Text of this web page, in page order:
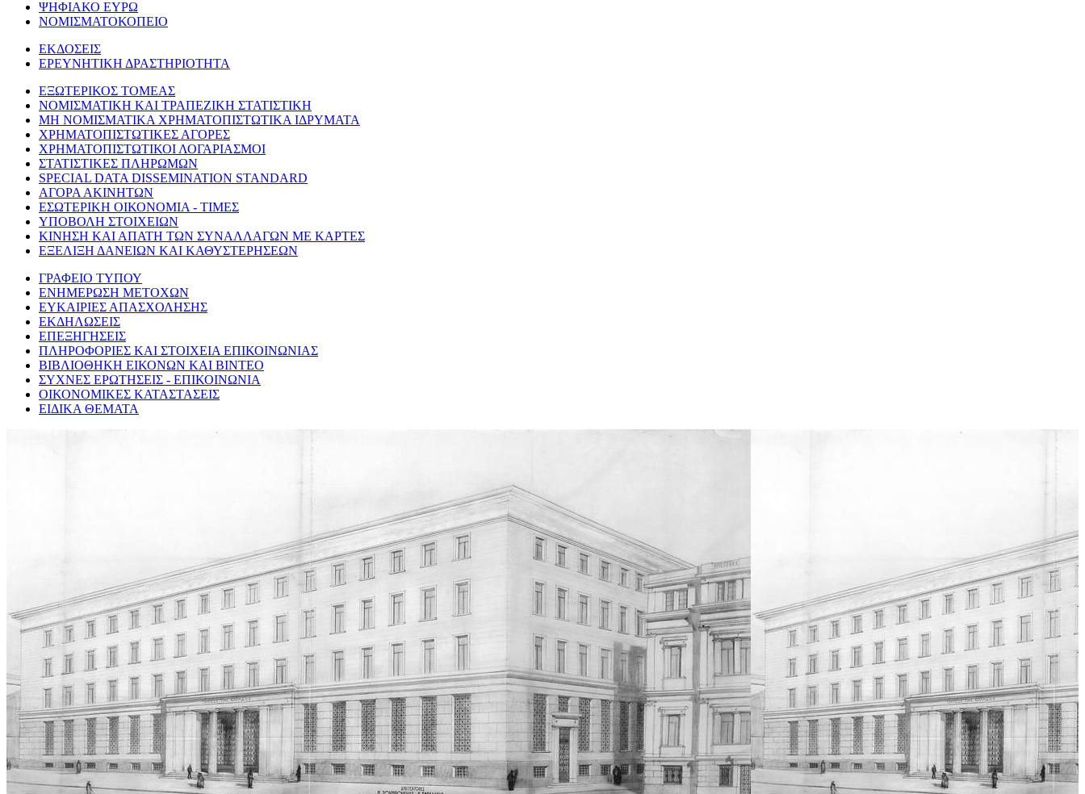
ΨΗΦΙΑΚΟ ΕΥΡΩ
ΝΟΜΙΣΜΑΤΟΚΟΠΕΙΟ
ΕΚΔΟΣΕΙΣ
ΕΡΕΥΝΗΤΙΚΗ ΔΡΑΣΤΗΡΙΟΤΗΤΑ
ΕΞΩΤΕΡΙΚΟΣ ΤΟΜΕΑΣ
ΝΟΜΙΣΜΑΤΙΚΗ ΚΑΙ ΤΡΑΠΕΖΙΚΗ ΣΤΑΤΙΣΤΙΚΗ
ΜΗ ΝΟΜΙΣΜΑΤΙΚΑ ΧΡΗΜΑΤΟΠΙΣΤΩΤΙΚΑ ΙΔΡΥΜΑΤΑ
ΧΡΗΜΑΤΟΠΙΣΤΩΤΙΚΕΣ ΑΓΟΡΕΣ
ΧΡΗΜΑΤΟΠΙΣΤΩΤΙΚΟΙ ΛΟΓΑΡΙΑΣΜΟΙ
ΣΤΑΤΙΣΤΙΚΕΣ ΠΛΗΡΩΜΩΝ
SPECIAL DATA DISSEMINATION STANDARD
ΑΓΟΡΑ ΑΚΙΝΗΤΩΝ
ΕΣΩΤΕΡΙΚΗ ΟΙΚΟΝΟΜΙΑ - ΤΙΜΕΣ
ΥΠΟΒΟΛΗ ΣΤΟΙΧΕΙΩΝ
ΚΙΝΗΣΗ ΚΑΙ ΑΠΑΤΗ ΤΩΝ ΣΥΝΑΛΛΑΓΩΝ ΜΕ ΚΑΡΤΕΣ
ΕΞΕΛΙΞΗ ΔΑΝΕΙΩΝ ΚΑΙ ΚΑΘΥΣΤΕΡΗΣΕΩΝ
ΓΡΑΦΕΙΟ ΤΥΠΟΥ
ΕΝΗΜΕΡΩΣΗ ΜΕΤΟΧΩΝ
ΕΥΚΑΙΡΙΕΣ ΑΠΑΣΧΟΛΗΣΗΣ
ΕΚΔΗΛΩΣΕΙΣ
ΕΠΕΞΗΓΗΣΕΙΣ
ΠΛΗΡΟΦΟΡΙΕΣ ΚΑΙ ΣΤΟΙΧΕΙΑ ΕΠΙΚΟΙΝΩΝΙΑΣ
ΒΙΒΛΙΟΘΗΚΗ ΕΙΚΟΝΩΝ ΚΑΙ ΒΙΝΤΕΟ
ΣΥΧΝΕΣ ΕΡΩΤΗΣΕΙΣ - ΕΠΙΚΟΙΝΩΝΙΑ
ΟΙΚΟΝΟΜΙΚΕΣ ΚΑΤΑΣΤΑΣΕΙΣ
ΕΙΔΙΚΑ ΘΕΜΑΤΑ